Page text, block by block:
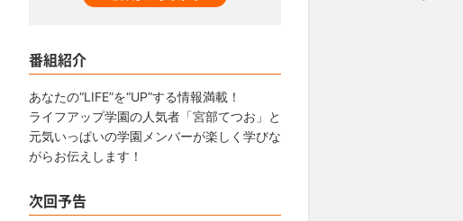
番組紹介
あなたの“LIFE”を“UP”する情報満載！
ライフアップ学園の人気者「宮部てつお」と
元気いっぱいの学園メンバーが楽しく学びな
がらお伝えします！
次回予告